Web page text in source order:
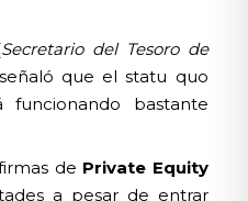
Secretario del Tesoro de
que el statu quo
funcionando bastante
de Private Equity
a pesar de entrar